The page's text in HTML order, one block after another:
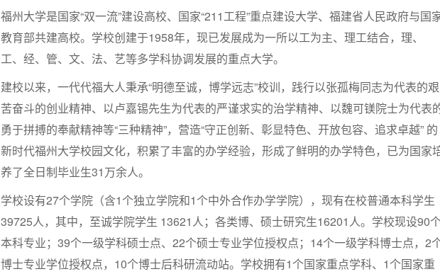
福州大学是国家“双一流”建设高校、国家“211工程”重点建设大学、福建省人民政府与国
教育部共建高校。学校创建于1958年，现已发展成为一所以工为主、理工结合，理、
工、经、管、文、法、艺等多学科协调发展的重点大学。
建校以来，一代代福大人秉承“明德至诚，博学远志”校训，践行以张孤梅同志为代表的艰
苦奋斗的创业精神、以卢嘉锡先生为代表的严谨求实的治学精神、以魏可镁院士为代表
勇于拼搏的奉献精神等“三种精神”，营造“守正创新、彰显特色、开放包容、追求卓越” 的
新时代福州大学校园文化，积累了丰富的办学经验，形成了鲜明的办学特色，已为国家
养了全日制毕业生31万余人。
学校设有27个学院（含1个独立学院和1个中外合作办学学院），现有在校普通本科学生
39725人，其中，至诚学院学生 13621人；各类博、硕士研究生16201人。学校现设90
本科专业；39个一级学科硕士点、22个硕士专业学位授权点；14个一级学科博士点，2
博士专业学位授权点，10个博士后科研流动站。学校拥有1个国家重点学科、1个国家重